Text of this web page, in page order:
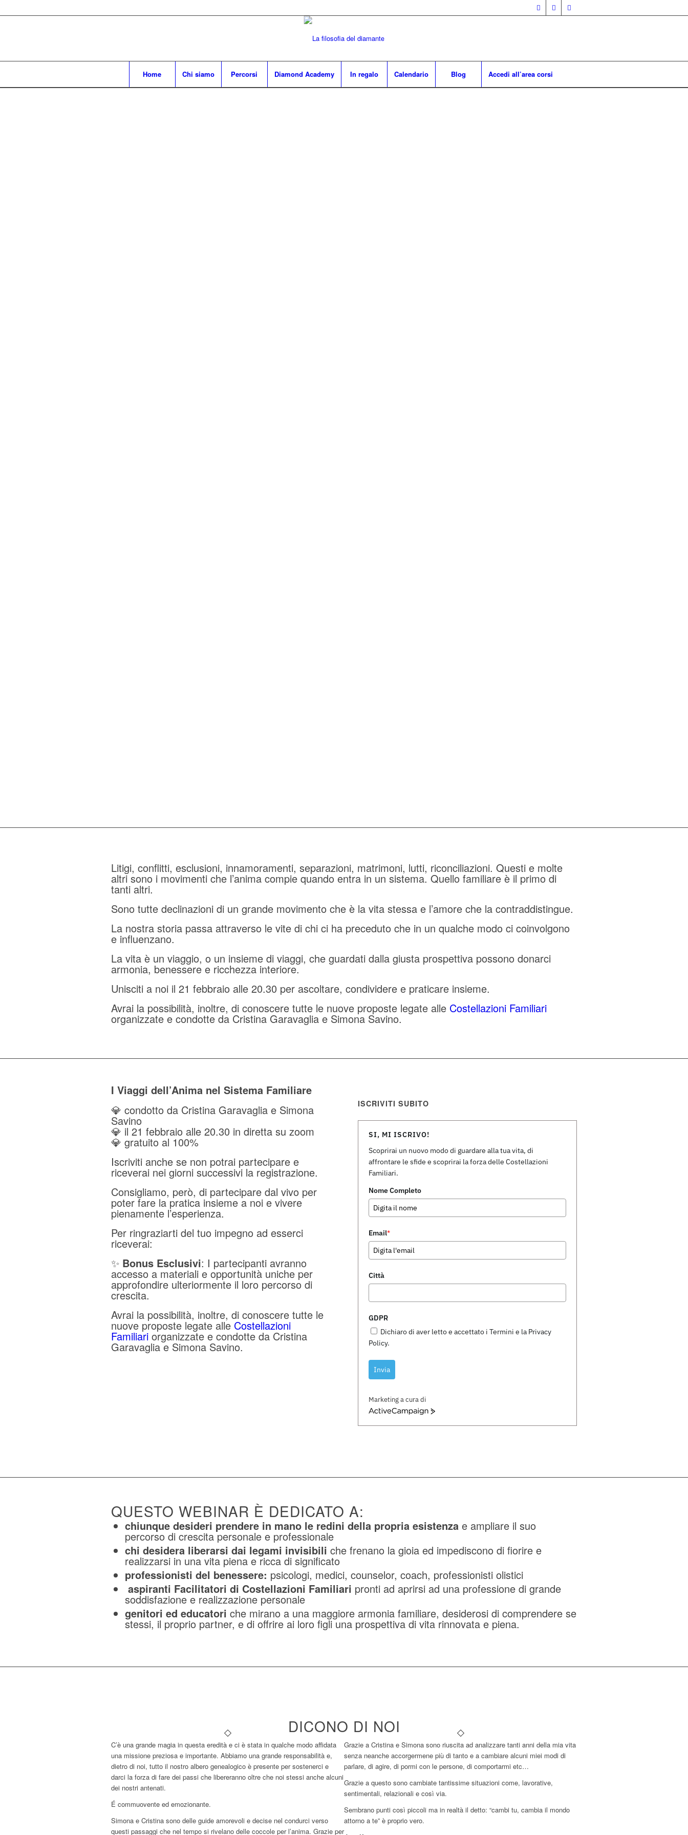
Home Chi siamo Percorsi Diamond Academy In regalo Calendario Blog Accedi all’area corsi
Litigi, conflitti, esclusioni, innamoramenti, separazioni, matrimoni, lutti, riconciliazioni. Questi e molte
altri sono i movimenti che l’anima compie quando entra in un sistema. Quello familiare è il primo di
tanti altri.
Sono tutte declinazioni di un grande movimento che è la vita stessa e l’amore che la contraddistingue.
La nostra storia passa attraverso le vite di chi ci ha preceduto che in un qualche modo ci coinvolgono
e influenzano.
La vita è un viaggio, o un insieme di viaggi, che guardati dalla giusta prospettiva possono donarci
armonia, benessere e ricchezza interiore.
Unisciti a noi il 21 febbraio alle 20.30 per ascoltare, condividere e praticare insieme.
Avrai la possibilità, inoltre, di conoscere tutte le nuove proposte legate alle Costellazioni Familiari
organizzate e condotte da Cristina Garavaglia e Simona Savino.
I Viaggi dell’Anima nel Sistema Familiare
💎 condotto da Cristina Garavaglia e Simona
Savino
💎 il 21 febbraio alle 20.30 in diretta su zoom
💎 gratuito al 100%
Iscriviti anche se non potrai partecipare e
riceverai nei giorni successivi la registrazione.
Consigliamo, però, di partecipare dal vivo per
poter fare la pratica insieme a noi e vivere
pienamente l’esperienza.
Per ringraziarti del tuo impegno ad esserci
riceverai:
✨ Bonus Esclusivi: I partecipanti avranno
accesso a materiali e opportunità uniche per
approfondire ulteriormente il loro percorso di
crescita.
Avrai la possibilità, inoltre, di conoscere tutte le
nuove proposte legate alle Costellazioni
Familiari organizzate e condotte da Cristina
Garavaglia e Simona Savino.
ISCRIVITI SUBITO
SI, MI ISCRIVO!
Scoprirai un nuovo modo di guardare alla tua vita, di
affrontare le sfide e scoprirai la forza delle Costellazioni
Familiari.
Nome Completo
Email*
Città
GDPR
Dichiaro di aver letto e accettato i Termini e la Privacy
Policy.
Invia
Marketing a cura di
ActiveCampaign
QUESTO WEBINAR È DEDICATO A:
chiunque desideri prendere in mano le redini della propria esistenza e ampliare il suo
percorso di crescita personale e professionale
chi desidera liberarsi dai legami invisibili che frenano la gioia ed impediscono di fiorire e
realizzarsi in una vita piena e ricca di significato
professionisti del benessere: psicologi, medici, counselor, coach, professionisti olistici
aspiranti Facilitatori di Costellazioni Familiari pronti ad aprirsi ad una professione di grande
soddisfazione e realizzazione personale
genitori ed educatori che mirano a una maggiore armonia familiare, desiderosi di comprendere se
stessi, il proprio partner, e di offrire ai loro figli una prospettiva di vita rinnovata e piena.
DICONO DI NOI
C’è una grande magia in questa eredità e ci è stata in qualche modo affidata
una missione preziosa e importante. Abbiamo una grande responsabilità e,
dietro di noi, tutto il nostro albero genealogico è presente per sostenerci e
darci la forza di fare dei passi che libereranno oltre che noi stessi anche alcuni
dei nostri antenati.
É commuovente ed emozionante.
Simona e Cristina sono delle guide amorevoli e decise nel condurci verso
questi passaggi che nel tempo si rivelano delle coccole per l’anima. Grazie per
Grazie a Cristina e Simona sono riuscita ad analizzare tanti anni della mia vita
senza neanche accorgermene più di tanto e a cambiare alcuni miei modi di
parlare, di agire, di pormi con le persone, di comportarmi etc…
Grazie a questo sono cambiate tantissime situazioni come, lavorative,
sentimentali, relazionali e così via.
Sembrano punti così piccoli ma in realtà il detto: “cambi tu, cambia il mondo
attorno a te” è proprio vero.